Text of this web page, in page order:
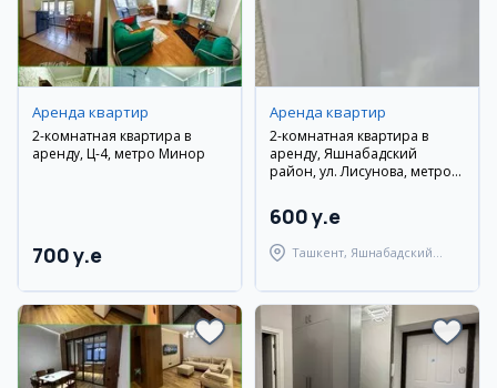
Аренда квартир
2-комнатная квартира в
аренду, Ц-4, метро Минор
700 y.e
Аренда квартир
2-комнатная квартира в
аренду, Яшнабадский
район, ул. Лисунова, метро
600 y.e
Ташкент, Яшнабадский